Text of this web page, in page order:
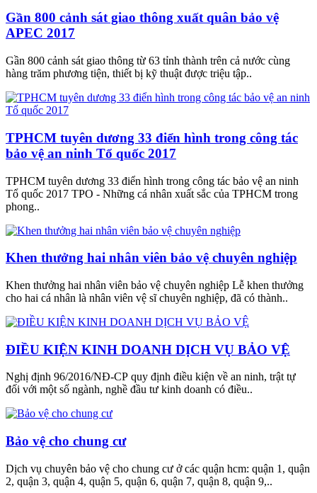
Gần 800 cảnh sát giao thông xuất quân bảo vệ
APEC 2017
Gần 800 cảnh sát giao thông từ 63 tỉnh thành trên cả nước cùng
hàng trăm phương tiện, thiết bị kỹ thuật được triệu tập..
TPHCM tuyên dương 33 điển hình trong công tác
bảo vệ an ninh Tổ quốc 2017
TPHCM tuyên dương 33 điển hình trong công tác bảo vệ an ninh
Tổ quốc 2017 TPO - Những cá nhân xuất sắc của TPHCM trong
phong..
Khen thưởng hai nhân viên bảo vệ chuyên nghiệp
Khen thưởng hai nhân viên bảo vệ chuyên nghiệp Lễ khen thưởng
cho hai cá nhân là nhân viên vệ sĩ chuyên nghiệp, đã có thành..
ĐIỀU KIỆN KINH DOANH DỊCH VỤ BẢO VỆ
Nghị định 96/2016/NĐ-CP quy định điều kiện về an ninh, trật tự
đối với một số ngành, nghề đầu tư kinh doanh có điều..
Bảo vệ cho chung cư
Dịch vụ chuyên bảo vệ cho chung cư ở các quận hcm: quận 1, quận
2, quận 3, quận 4, quận 5, quận 6, quận 7, quận 8, quận 9,..